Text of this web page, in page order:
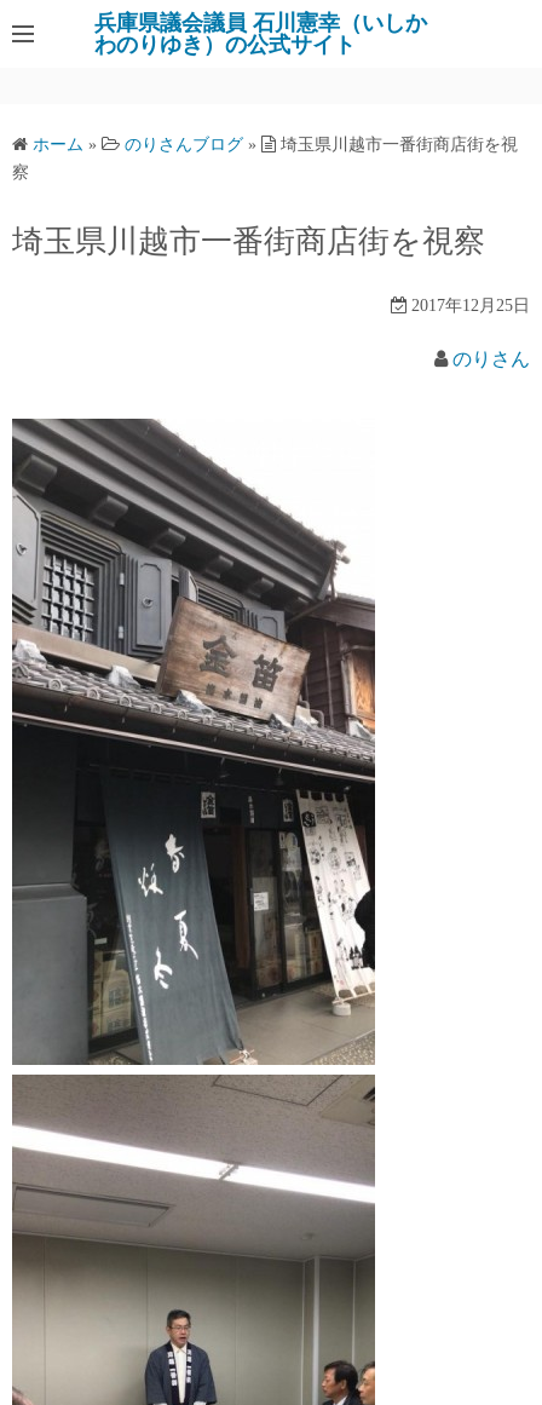
ン
ツ
へ
キ
兵庫県議会議員 石川憲幸（いしか
わのりゆき）の公式サイト
ホーム » のりさんブログ »
埼玉県川越市一番街商店街を視
察
埼玉県川越市一番街商店街を視察
2017年12月25日
のりさん